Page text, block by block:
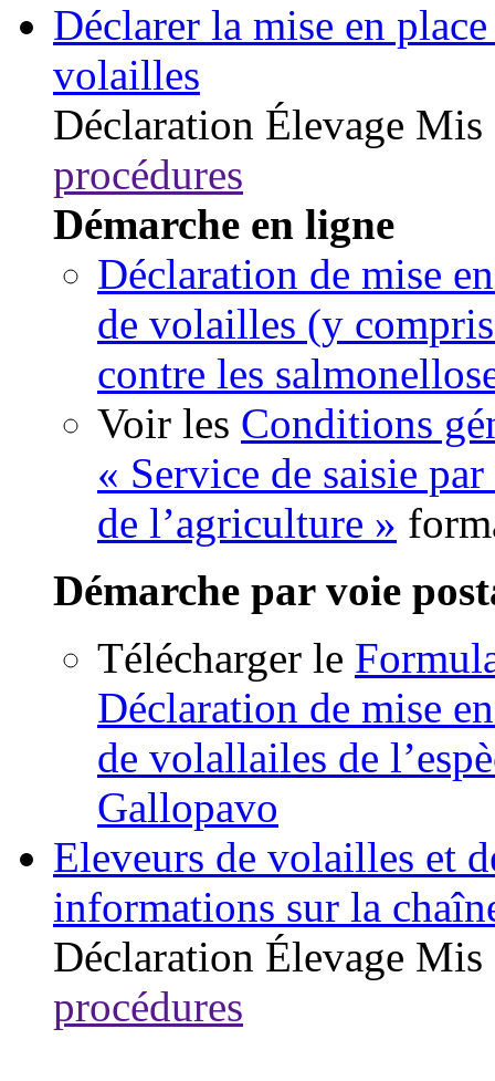
Déclarer la mise en
volailles
Déclaration Élevage Mis
procédures
Démarche en ligne
Déclaration de mise
de volailles (y
contre les
Voir les Conditions
« Service de saisie
de l’agriculture »
Démarche par voie
Télécharger le
Déclaration de mise
de volallailes de
Gallopavo
Eleveurs de volailles et
informations sur la
Déclaration Élevage Mis
procédures